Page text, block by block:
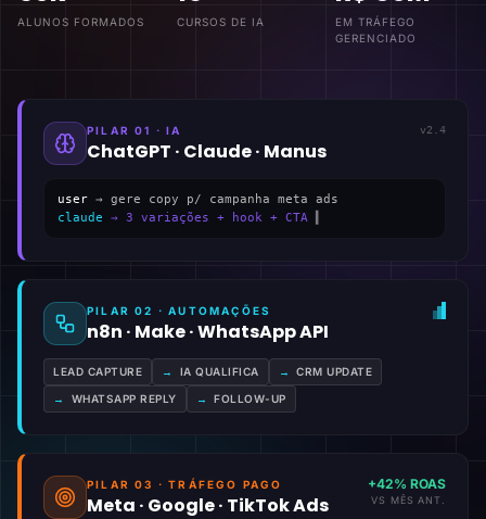
ALUNOS FORMADOS CURSOS DE IA
EM TRÁFEGO
GERENCIADO
PILAR 01 · IA
ChatGPT · Claude · Manus
v2.4
user → gere copy p/ campanha meta ads
claude → 3 variações + hook + CTA
PILAR 02 · AUTOMAÇÕES
n8n · Make · WhatsApp API
LEAD CAPTURE → IA QUALIFICA → CRM UPDATE
→ WHATSAPP REPLY → FOLLOW-UP
PILAR 03 · TRÁFEGO PAGO
Meta · Google · TikTok Ads
+42% ROAS
VS MÊS ANT.